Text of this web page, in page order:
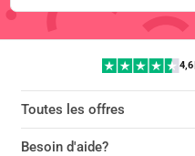
4,6
Toutes les offres
Besoin d'aide?